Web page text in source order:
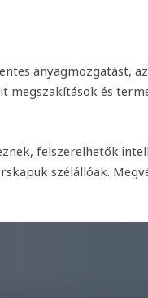
anyagmozgatást,
és
felszerelhetők
szélállóak.